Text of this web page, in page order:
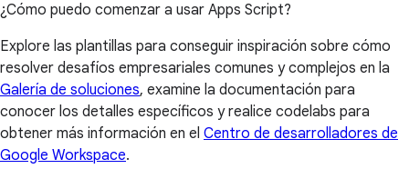
¿Cómo puedo comenzar a usar Apps Script?
Explore las plantillas para conseguir inspiración sobre cómo
resolver desafíos empresariales comunes y complejos en la
Galería de soluciones, examine la documentación para
conocer los detalles específicos y realice codelabs para
obtener más información en el Centro de desarrolladores de
Google Workspace.